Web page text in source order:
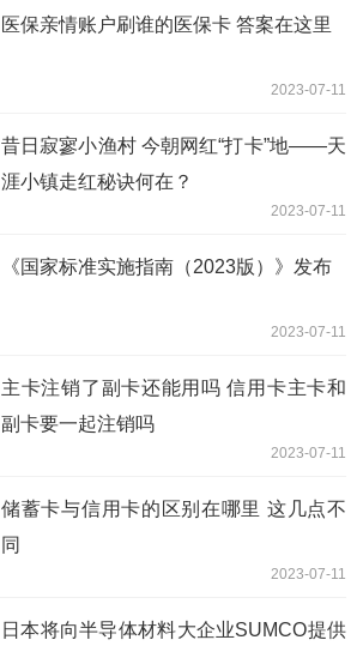
医保亲情账户刷谁的医保卡 答案在这里
2023-07-11
昔日寂寥小渔村 今朝网红“打卡”地——天
涯小镇走红秘诀何在？
2023-07-11
《国家标准实施指南（2023版）》发布
2023-07-11
主卡注销了副卡还能用吗 信用卡主卡和
副卡要一起注销吗
2023-07-11
储蓄卡与信用卡的区别在哪里 这几点不
同
2023-07-11
日本将向半导体材料大企业SUMCO提供